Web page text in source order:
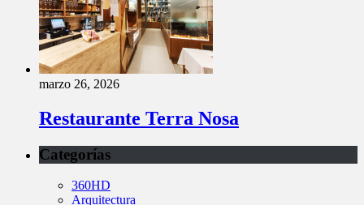
marzo 26, 2026
Restaurante Terra Nosa
Categorías
360HD
Arquitectura